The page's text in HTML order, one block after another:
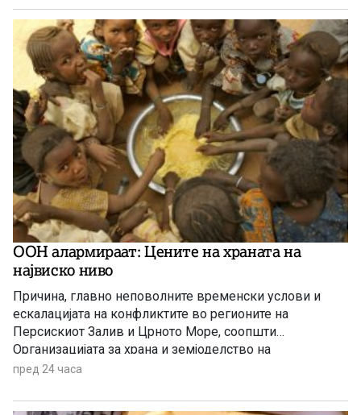
ООН алармираат: Цените на храната на
највиско ниво
Причина, главно неповолните временски услови и
ескалацијата на конфликтите во регионите на
Персискиот Залив и Црното Море, соопшти
Организацијата за храна и земјоделство на
Обединетите нации (ФАО).
пред 24 часа